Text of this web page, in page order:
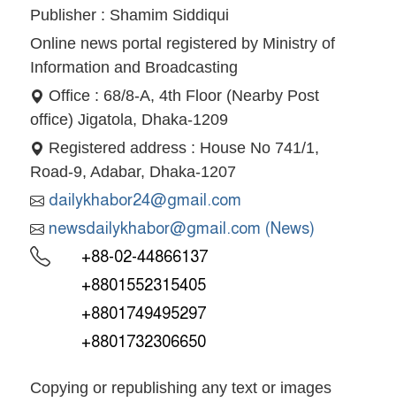
Publisher : Shamim Siddiqui
Online news portal registered by Ministry of
Information and Broadcasting
Office : 68/8-A, 4th Floor (Nearby Post
office) Jigatola, Dhaka-1209
Registered address : House No 741/1,
Road-9, Adabar, Dhaka-1207
dailykhabor24@gmail.com
newsdailykhabor@gmail.com (News)
+88-02-44866137
+8801552315405
+8801749495297
+8801732306650
Copying or republishing any text or images